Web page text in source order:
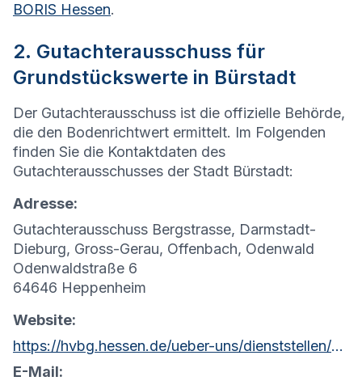
BORIS Hessen.
2. Gutachterausschuss für
Grundstückswerte in Bürstadt
Der Gutachterausschuss ist die offizielle Behörde,
die den Bodenrichtwert ermittelt. Im Folgenden
finden Sie die Kontaktdaten des
Gutachterausschusses der Stadt Bürstadt:
Adresse:
Gutachterausschuss Bergstrasse, Darmstadt-
Dieburg, Gross-Gerau, Offenbach, Odenwald
Odenwaldstraße 6
64646 Heppenheim
Website:
https://hvbg.hessen.de/ueber-uns/dienststellen/amt-fuer-bodenmanagement-heppenheim
E-Mail: